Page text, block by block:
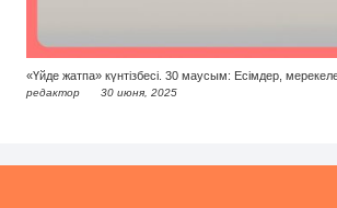
«Үйде жатпа» күнтізбесі. 30 маусым: Есімдер,
редактор 30 июня, 2025